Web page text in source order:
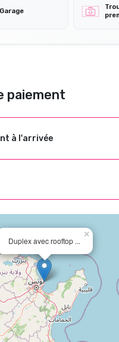
Garage
paiement
à l'arrivée
Duplex avec rooftop ...
×